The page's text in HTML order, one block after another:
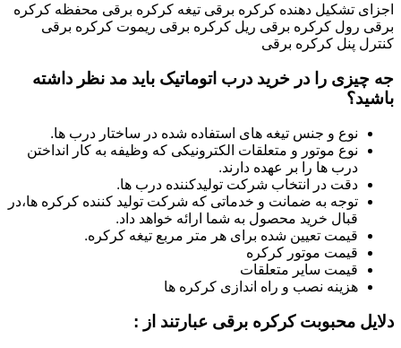
اجزای تشکیل دهنده کرکره برقی تیغه کرکره برقی محفظه کرکره
برقی رول کرکره برقی ریل کرکره برقی ریموت کرکره برقی
کنترل پنل کرکره برقی
جه چیزی را در خرید درب اتوماتیک باید مد نظر داشته
باشید؟
نوع و جنس تیغه های استفاده شده در ساختار درب ها.
نوع موتور و متعلقات الکترونیکی که وظیفه به کار انداختن
درب ها را بر عهده دارند.
دقت در انتخاب شرکت تولیدکننده درب ها.
توجه به ضمانت و خدماتی که شرکت تولید کننده کرکره ها،در
قبال خرید محصول به شما ارائه خواهد داد.
قیمت تعیین شده برای هر متر مربع تیغه کرکره.
قیمت موتور کرکره
قیمت سایر متعلقات
هزینه نصب و راه اندازی کرکره ها
دلایل محبوبت کرکره برقی عبارتند از :